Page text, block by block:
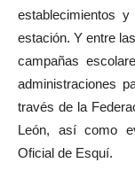
establecimientos
estación. Y entre
campañas
administraciones
través de la
León, así como
Oficial de Esquí.